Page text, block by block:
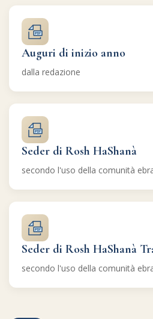
Auguri di inizio anno
dalla redazione
Seder di Rosh HaShanà
secondo l'uso della comunità
Seder di Rosh HaShanà
secondo l'uso della comunità